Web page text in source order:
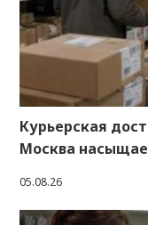
Курьерская
Москва
05.08.26